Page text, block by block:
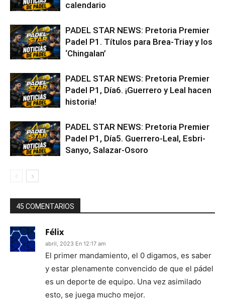
calendario
PADEL STAR NEWS: Pretoria Premier
Padel P1. Títulos para Brea-Triay y los
‘Chingalan’
PADEL STAR NEWS: Pretoria Premier
Padel P1, Día6. ¡Guerrero y Leal hacen
historia!
PADEL STAR NEWS: Pretoria Premier
Padel P1, Día5. Guerrero-Leal, Esbri-
Sanyo, Salazar-Osoro
45 COMENTARIOS
Félix
abril, 2023 En 12:17 am
El primer mandamiento, el 0 digamos, es saber
y estar plenamente convencido de que el pádel
es un deporte de equipo. Una vez asimilado
esto, se juega mucho mejor.